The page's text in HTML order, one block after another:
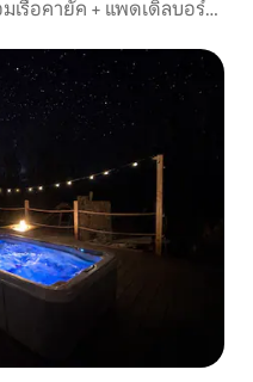
เรือคายัค + แพดเดิลบอร์ด